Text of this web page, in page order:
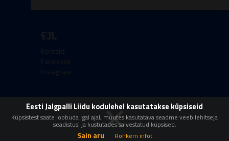
EJL
Kontakt
Facebook
Instagram
Kőik őigused kaitstud © 2008-2026 Eesti Jalgpalli
Liit
×
Eesti Jalgpalli Liidu kodulehel kasutatakse küpsiseid
Küpsistest saate loobuda igal ajal, muutes kasutatava seadme veebilehitseja
seadistusi ja kustutades salvestatud küpsised.
Sain aru Rohkem infot